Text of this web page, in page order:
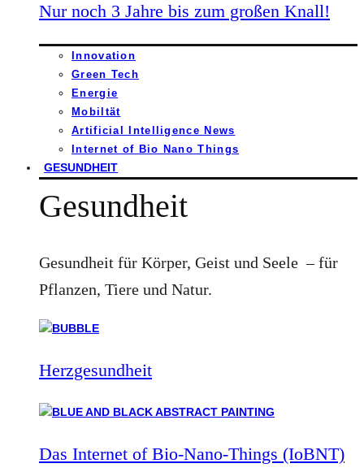
Nur noch 3 Jahre bis zum großen Knall!
Innovation
Green Tech
Energie
Mobiltät
Artificial Intelligence News
Internet of Bio Nano Things
GESUNDHEIT
Gesundheit
Gesundheit für Körper, Geist und Seele – für
Pflanzen, Tiere und Natur.
Herzgesundheit
Das Internet of Bio-Nano-Things (IoBNT)